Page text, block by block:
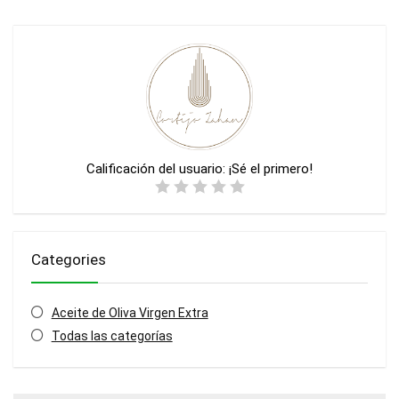
Calificación del usuario: ¡Sé el primero!
Categories
Aceite de Oliva Virgen Extra
Todas las categorías